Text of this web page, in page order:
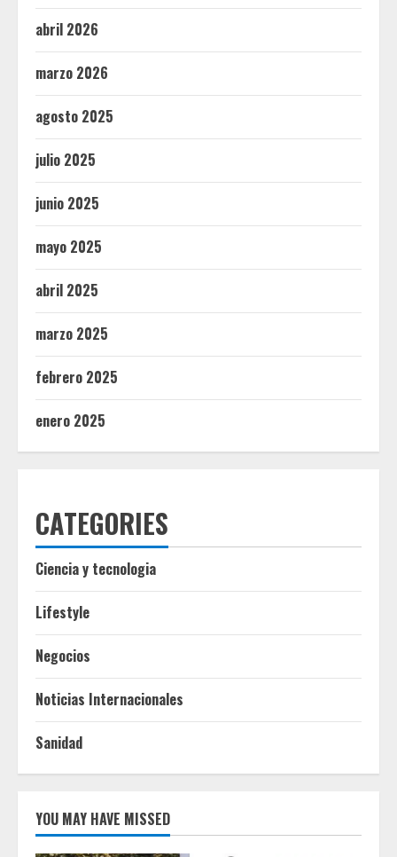
abril 2026
marzo 2026
agosto 2025
julio 2025
junio 2025
mayo 2025
abril 2025
marzo 2025
febrero 2025
enero 2025
CATEGORIES
Ciencia y tecnologia
Lifestyle
Negocios
Noticias Internacionales
Sanidad
YOU MAY HAVE MISSED